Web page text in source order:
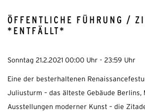
ÖFFENTLICHE FÜHRUNG /
*ENTFÄLLT*
Sonntag 21.2.2021 00:00 Uhr - 23:59 Uhr
Eine der besterhaltenen
Juliusturm – das älteste Gebäude Berlins,
Ausstellungen moderner Kunst – die